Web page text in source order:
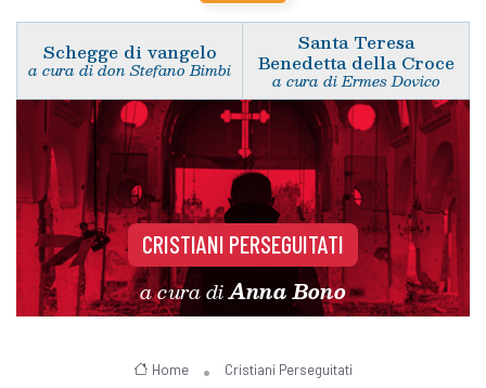
Schegge di vangelo
a cura di don Stefano Bimbi
Santa Teresa
Benedetta della Croce
a cura di Ermes Dovico
CRISTIANI PERSEGUITATI
a cura diAnna Bono
Home Cristiani Perseguitati